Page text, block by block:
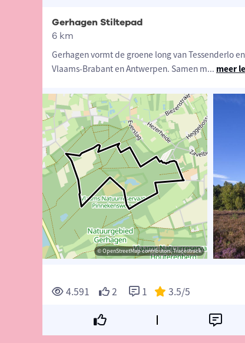
Gerhagen Stiltepad
6 km
Gerhagen vormt de groene long van Tessenderlo
Vlaams-Brabant en Antwerpen. Samen m... meer
© OpenStreetMap contributors, Tracestrack
4.591 2 1 3.5/5
© Visit Limburg © OpenStreetMap contributors, Tracestrack